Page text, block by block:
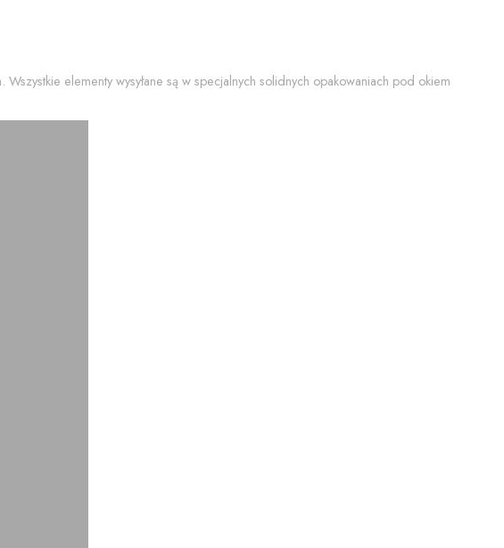
elementy wysyłane są w specjalnych solidnych opakowaniach pod okiem